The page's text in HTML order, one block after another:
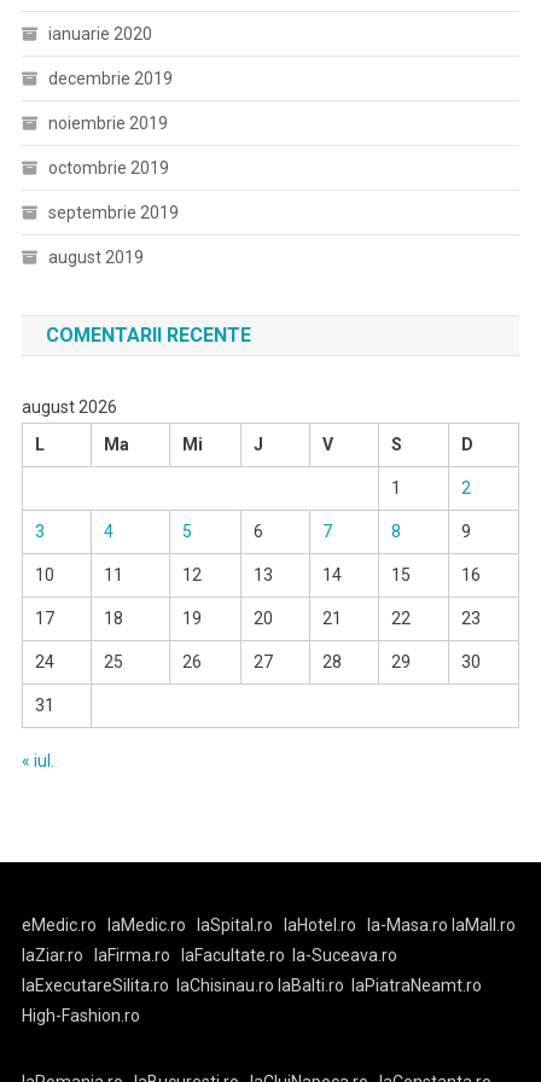
ianuarie 2020
decembrie 2019
noiembrie 2019
octombrie 2019
septembrie 2019
august 2019
COMENTARII RECENTE
august 2026
L
Ma Mi J V S D
1 2
3 4 5 6 7 8 9
10 11 12 13 14 15 16
17 18 19 20 21 22 23
24 25 26 27 28 29 30
31
« iul.
eMedic.ro laMedic.ro laSpital.ro laHotel.ro la-Masa.ro laMall.ro
laZiar.ro
laFirma.ro laFacultate.ro
la-Suceava.ro
laExecutareSilita.ro
laChisinau.ro laBalti.ro
laPiatraNeamt.ro
High-Fashion.ro